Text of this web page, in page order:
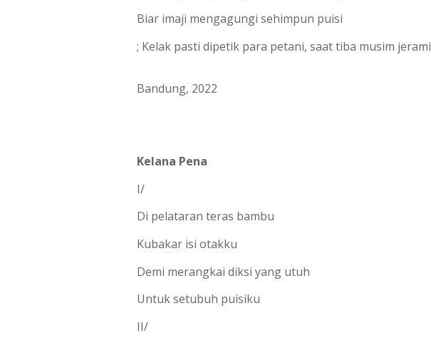
Biar imaji mengagungi sehimpun puisi
; Kelak pasti dipetik para petani, saat tiba musim jerami
Bandung, 2022
Kelana Pena
I/
Di pelataran teras bambu
Kubakar isi otakku
Demi merangkai diksi yang utuh
Untuk setubuh puisiku
II/